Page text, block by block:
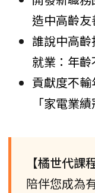
造中高齡
誰說中高
就業：年
貢獻度不
「家電業
【橘世代課程
陪伴您成為